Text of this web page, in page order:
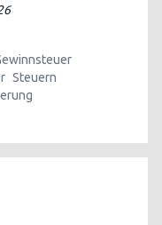
Steuern